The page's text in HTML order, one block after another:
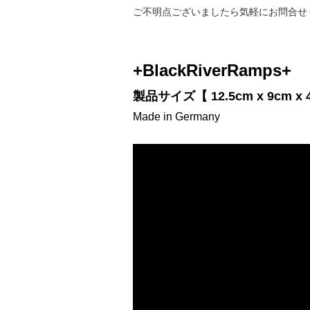
ご不明点ございましたら気軽にお問合せ
+BlackRiverRamps+
製品サイズ【 12.5cm x 9cm x
Made in Germany